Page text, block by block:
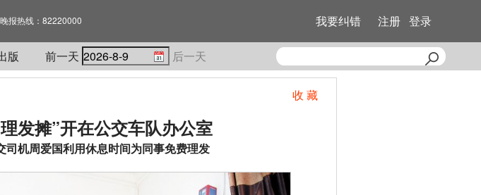
报热线：82220000 我要纠错 注册 登录
版 前一天 后一天
收 藏
发摊”开在公交车队办公室
司机周爱国利用休息时间为同事免费理发